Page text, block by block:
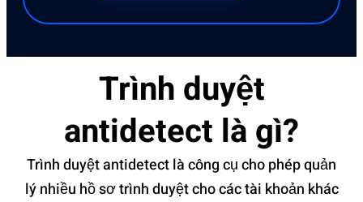
Trình duyệt
antidetect là gì?
Trình duyệt antidetect là công cụ cho phép quản
lý nhiều hồ sơ trình duyệt cho các tài khoản khác